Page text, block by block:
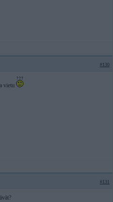
#130
vietu
#131